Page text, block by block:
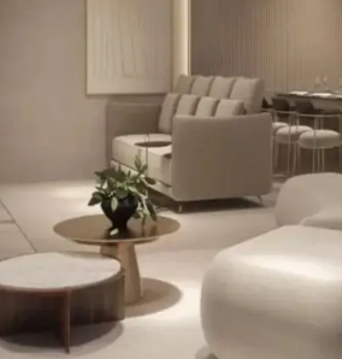
Hub de Corretores
Perfil Verificado
Anunciar imóveis